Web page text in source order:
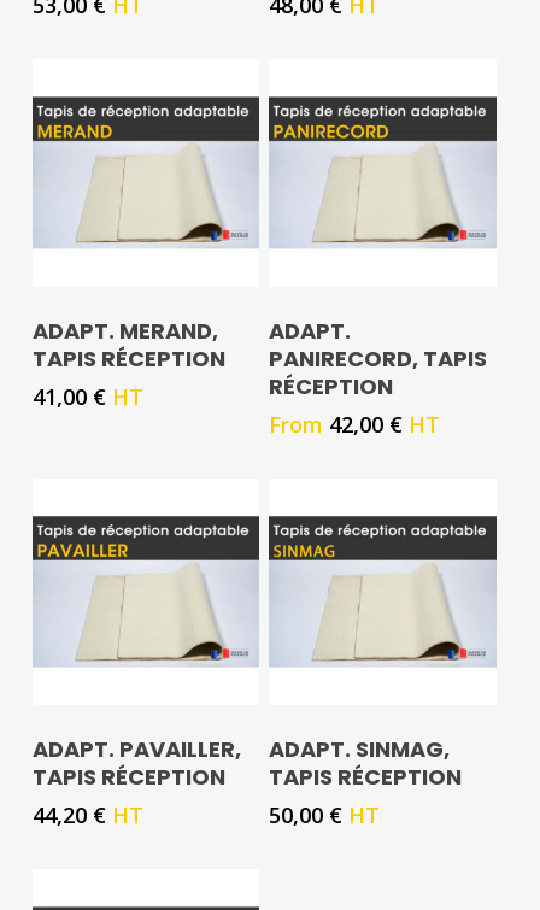
ADAPT. MERAND,
TAPIS RÉCEPTION
41,00 € HT
ADAPT.
PANIRECORD, TAPIS
RÉCEPTION
From 42,00 € HT
ADAPT. PAVAILLER,
TAPIS RÉCEPTION
44,20 € HT
ADAPT. SINMAG,
TAPIS RÉCEPTION
50,00 € HT